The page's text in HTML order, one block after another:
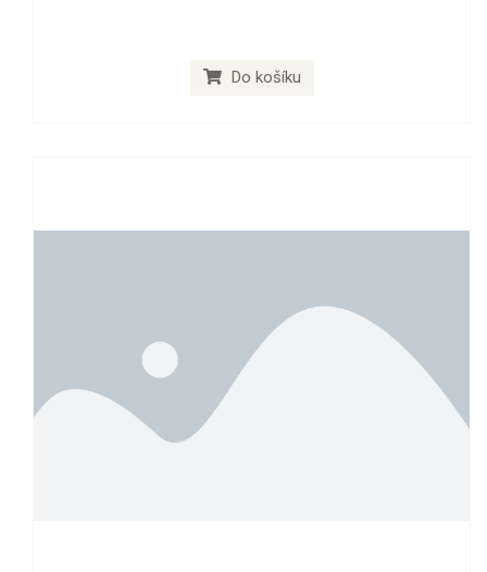
Do košíku